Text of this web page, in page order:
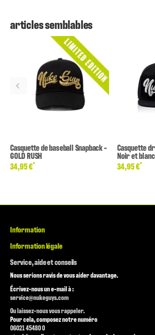
articles semblables
Casquette de baseball Snapback -
GOLD RUSH
34,95 €*
Casquette
Noir et blanc
34,95 €*
Information
Information légale
Service, aide et conseils
Nous serions ravis de vous aider davantage.
Écrivez-nous un e-mail à :
service@nukeguys.com
Ou laissez-nous vous rappeler.
Pour cela, composez notre numéro
06021 45480 0